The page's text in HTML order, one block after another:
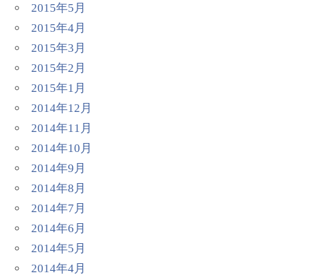
2015年5月
2015年4月
2015年3月
2015年2月
2015年1月
2014年12月
2014年11月
2014年10月
2014年9月
2014年8月
2014年7月
2014年6月
2014年5月
2014年4月